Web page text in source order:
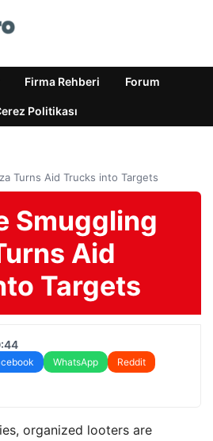
Firma Rehberi Forum
Politikası
Turns Aid Trucks into Targets
Smuggling
Aid
Targets
WhatsApp
Reddit
organized looters are